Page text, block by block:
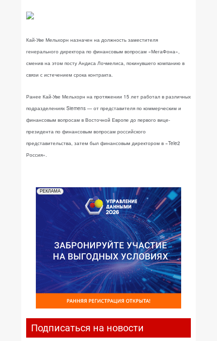
Кай-Уве Мельхорн назначен на должность заместителя
генерального директора по финансовым вопросам «МегаФона»,
сменив на этом посту Андиса Лочмелиса, покинувшего компанию в
связи с истечением срока контракта.
Ранее Кай-Уве Мельхорн на протяжении 15 лет работал в различных
подразделениях Siemens — от представителя по коммерческим и
финансовым вопросам в Восточной Европе до первого вице-
президента по финансовым вопросам российского
представительства, затем был финансовым директором в «Tele2
Россия».
РЕКЛАМА
Подписаться на новости